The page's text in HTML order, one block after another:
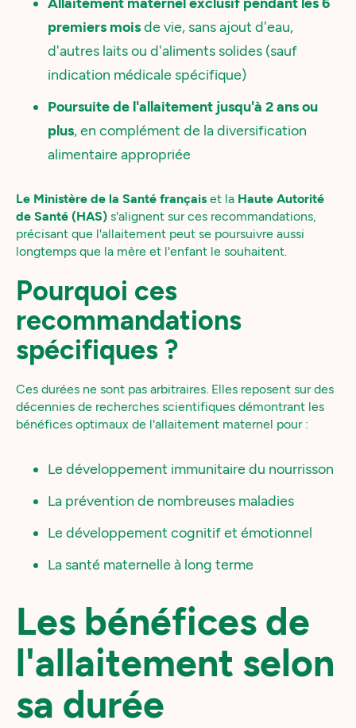
premiers moisde vie, sans ajout d'eau,
d'autres laits ou d'aliments solides (sauf
indication médicale spécifique)
Poursuite de l'allaitement jusqu'à 2 ans ou
plus, en complément de la diversification
alimentaire appropriée
Le Ministère de la Santé françaiset la Haute Autorité
de Santé (HAS) s'alignent sur ces recommandations,
précisant que l'allaitement peut se poursuivre aussi
longtemps que la mère et l'enfant le souhaitent.
Pourquoi ces
recommandations
spécifiques ?
Ces durées ne sont pas arbitraires. Elles reposent sur des
décennies de recherches scientifiques démontrant les
bénéfices optimaux de l'allaitement maternel pour :
Le développement immunitaire du nourrisson
La prévention de nombreuses maladies
Le développement cognitif et émotionnel
La santé maternelle à long terme
Les bénéfices de
l'allaitement selon
sa durée